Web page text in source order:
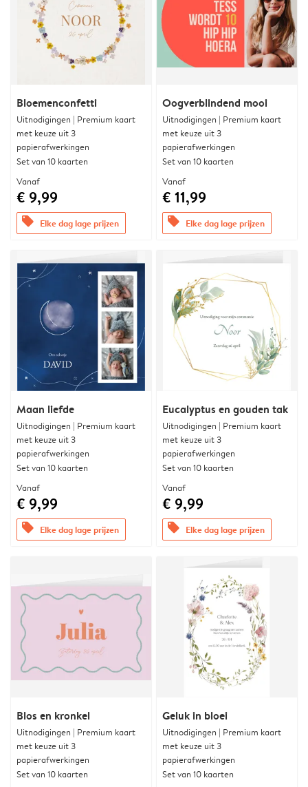
Bloemenconfetti
Uitnodigingen | Premium kaart
met keuze uit 3
papierafwerkingen
Set van 10 kaarten
Vanaf
€ 9,99
offers Elke dag lage prijzen
Oogverblindend mooi
Uitnodigingen | Premium kaart
met keuze uit 3
papierafwerkingen
Set van 10 kaarten
Vanaf
€ 11,99
offers Elke dag lage prijzen
Maan liefde
Uitnodigingen | Premium kaart
met keuze uit 3
papierafwerkingen
Set van 10 kaarten
Vanaf
€ 9,99
offers Elke dag lage prijzen
Eucalyptus en gouden tak
Uitnodigingen | Premium kaart
met keuze uit 3
papierafwerkingen
Set van 10 kaarten
Vanaf
€ 9,99
offers Elke dag lage prijzen
Blos en kronkel
Uitnodigingen | Premium kaart
met keuze uit 3
papierafwerkingen
Set van 10 kaarten
Geluk in bloei
Uitnodigingen | Premium kaart
met keuze uit 3
papierafwerkingen
Set van 10 kaarten